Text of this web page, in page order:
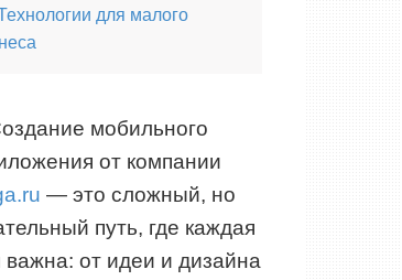
для малого
мобильного
от компании
— это сложный, но
путь, где каждая
важна: от идеи и дизайна